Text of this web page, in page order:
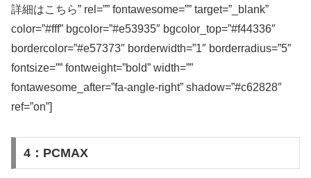
詳細はこちら” rel=”” fontawesome=”” target=”_blank”
color=”#fff” bgcolor=”#e53935″ bgcolor_top=”#f44336″
bordercolor=”#e57373″ borderwidth=”1″ borderradius=”5″
fontsize=”” fontweight=”bold” width=””
fontawesome_after=”fa-angle-right” shadow=”#c62828″
ref=”on”]
4：PCMAX